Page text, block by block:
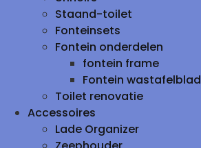
Staand-toilet
Fonteinsets
Fontein onderdelen
fontein frame
Fontein wastafelblad
Toilet renovatie
Accessoires
Lade Organizer